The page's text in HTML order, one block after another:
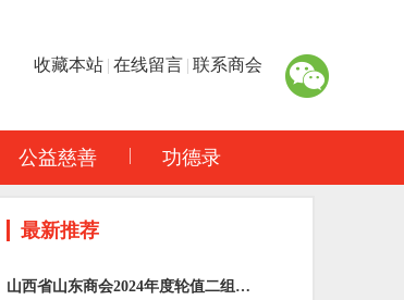
收藏本站 | 在线留言 | 联系商会
公益慈善 功德录
最新推荐
山西省山东商会2024年度轮值二组…